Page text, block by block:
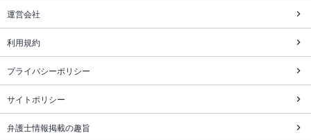
運営会社
利用規約
プライバシーポリシー
サイトポリシー
弁護士情報掲載の趣旨